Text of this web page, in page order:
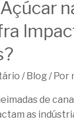
/Blog/ Por
de
as